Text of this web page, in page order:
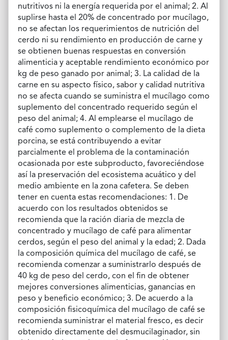
nutritivos ni la energía requerida por el animal; 2. Al
suplirse hasta el 20% de concentrado por mucílago,
no se afectan los requerimientos de nutrición del
cerdo ni su rendimiento en producción de carne y
se obtienen buenas respuestas en conversión
alimenticia y aceptable rendimiento económico por
kg de peso ganado por animal; 3. La calidad de la
carne en su aspecto físico, sabor y calidad nutritiva
no se afecta cuando se suministra el mucílago como
suplemento del concentrado requerido según el
peso del animal; 4. Al emplearse el mucílago de
café como suplemento o complemento de la dieta
porcina, se está contribuyendo a evitar
parcialmente el problema de la contaminación
ocasionada por este subproducto, favoreciéndose
así la preservación del ecosistema acuático y del
medio ambiente en la zona cafetera. Se deben
tener en cuenta estas recomendaciones: 1. De
acuerdo con los resultados obtenidos se
recomienda que la ración diaria de mezcla de
concentrado y mucílago de café para alimentar
cerdos, según el peso del animal y la edad; 2. Dada
la composición química del mucílago de café, se
recomienda comenzar a suministrarlo después de
40 kg de peso del cerdo, con el fin de obtener
mejores conversiones alimenticias, ganancias en
peso y beneficio económico; 3. De acuerdo a la
composición fisicoquímica del mucílago de café se
recomienda suministrar el material fresco, es decir
obtenido directamente del desmucilaginador, sin